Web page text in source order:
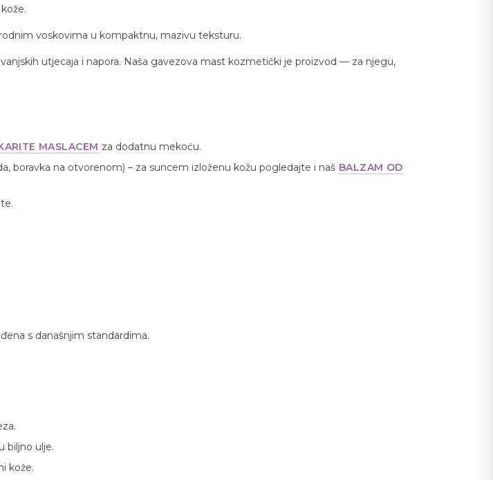
voskovima u kompaktnu, mazivu teksturu.
utjecaja i napora. Naša gavezova mast kozmetički je proizvod — za njegu,
MASLACEM za dodatnu mekoću.
boravka na otvorenom) – za suncem izloženu kožu pogledajte i naš BALZAM OD
s današnjim standardima.
biljno ulje.
kože.